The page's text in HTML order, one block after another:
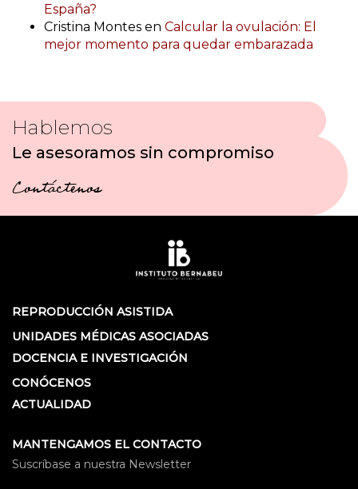
España?
Cristina Montes en Calcular la ovulación: El
mejor momento para quedar embarazada
Hablemos
Le asesoramos sin compromiso
Contáctenos
REPRODUCCIÓN ASISTIDA
UNIDADES MÉDICAS ASOCIADAS
DOCENCIA E INVESTIGACIÓN
CONÓCENOS
ACTUALIDAD
MANTENGAMOS EL CONTACTO
Suscríbase a nuestra Newsletter